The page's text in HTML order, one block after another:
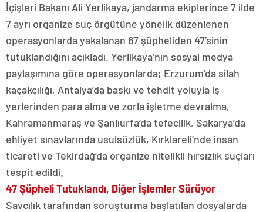
İçişleri Bakanı Ali Yerlikaya, jandarma ekiplerince 7 ilde
7 ayrı organize suç örgütüne yönelik düzenlenen
operasyonlarda yakalanan 67 şüpheliden 47’sinin
tutuklandığını açıkladı. Yerlikaya’nın sosyal medya
paylaşımına göre operasyonlarda; Erzurum’da silah
kaçakçılığı, Antalya’da baskı ve tehdit yoluyla iş
yerlerinden para alma ve zorla işletme devralma,
Kahramanmaraş ve Şanlıurfa’da tefecilik, Sakarya’da
ehliyet sınavlarında usulsüzlük, Kırklareli’nde insan
ticareti ve Tekirdağ’da organize nitelikli hırsızlık suçları
tespit edildi.
47 Şüpheli Tutuklandı, Diğer İşlemler Sürüyor
Savcılık tarafından soruşturma başlatılan dosyalarda